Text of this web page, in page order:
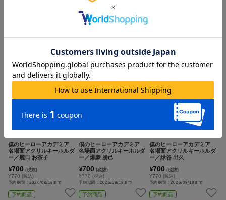
ア／ぬいパル すきっぷ
オールマイト
¥700 (税抜)
¥770 (税込)
カートに追加 カートに追加
僕のヒーローアカデミア_
名場面アクリルキーホルダ
ー／麗日 お茶子
¥700 (税抜)
¥770 (税込)
予約期間：2026/08/18まで
予約商品
僕のヒーローアカデミア_
名場面アクリルキーホルダ
ー／爆豪 勝己
¥700 (税抜)
¥770 (税込)
予約期間：2026/08/18まで
予約商品
僕のヒーローアカデミア_
名場面アクリルキーホルダ
ー／緑谷 出久
¥700 (税抜)
¥770 (税込)
予約期間：2026/08/18まで
予約商品